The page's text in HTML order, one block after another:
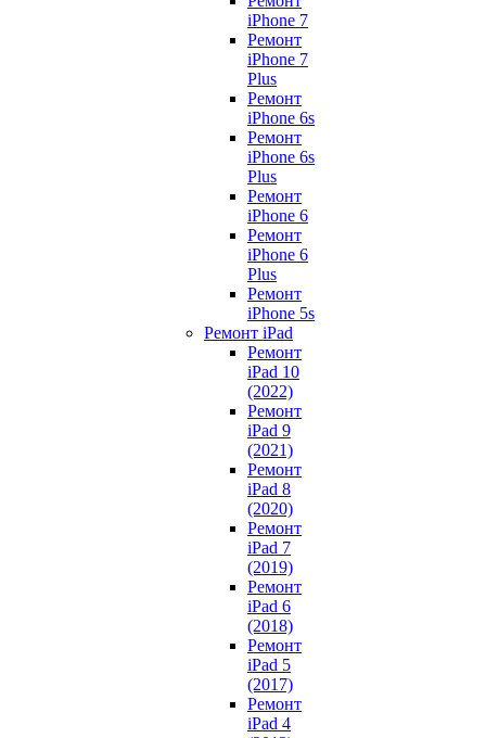
iPhone 7
Ремонт
iPhone 7
Plus
Ремонт
iPhone 6s
Ремонт
iPhone 6s
Plus
Ремонт
iPhone 6
Ремонт
iPhone 6
Plus
Ремонт
iPhone 5s
Ремонт iPad
Ремонт
iPad 10
(2022)
Ремонт
iPad 9
(2021)
Ремонт
iPad 8
(2020)
Ремонт
iPad 7
(2019)
Ремонт
iPad 6
(2018)
Ремонт
iPad 5
(2017)
Ремонт
iPad 4